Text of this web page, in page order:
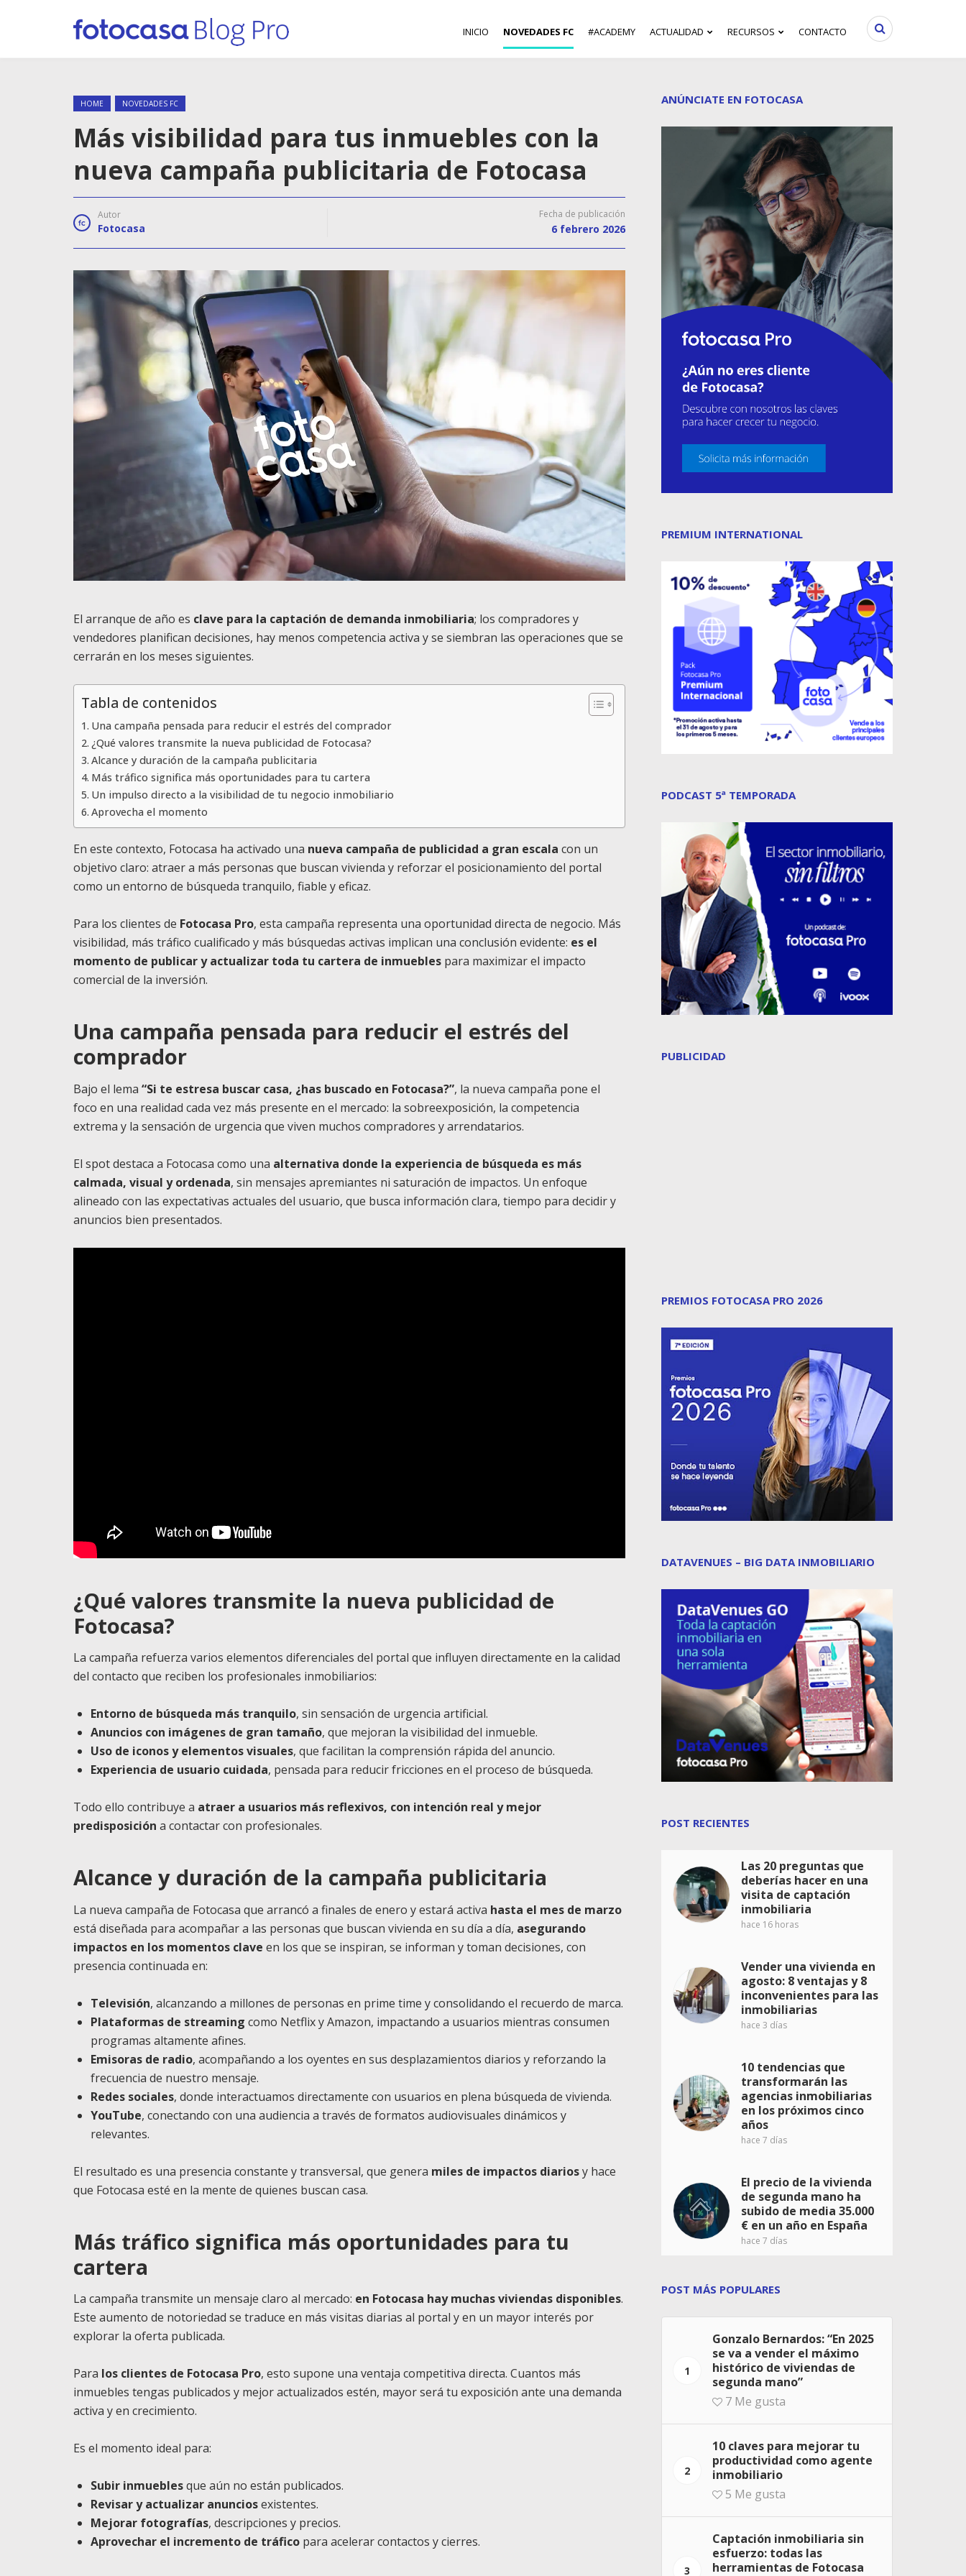
INICIO NOVEDADES FC #ACADEMY ACTUALIDAD RECURSOS CONTACTO
HOME NOVEDADES FC
Más visibilidad para tus inmuebles con la
nueva campaña publicitaria de Fotocasa
Autor
Fotocasa
Fecha de publicación
6 febrero 2026
El arranque de año es clave para la captación de demanda inmobiliaria; los compradores y
vendedores planifican decisiones, hay menos competencia activa y se siembran las operaciones que se
cerrarán en los meses siguientes.
Tabla de contenidos
Una campaña pensada para reducir el estrés del comprador
¿Qué valores transmite la nueva publicidad de Fotocasa?
Alcance y duración de la campaña publicitaria
Más tráfico significa más oportunidades para tu cartera
Un impulso directo a la visibilidad de tu negocio inmobiliario
Aprovecha el momento
En este contexto, Fotocasa ha activado una nueva campaña de publicidad a gran escala con un
objetivo claro: atraer a más personas que buscan vivienda y reforzar el posicionamiento del portal
como un entorno de búsqueda tranquilo, fiable y eficaz.
Para los clientes de Fotocasa Pro, esta campaña representa una oportunidad directa de negocio. Más
visibilidad, más tráfico cualificado y más búsquedas activas implican una conclusión evidente: es el
momento de publicar y actualizar toda tu cartera de inmuebles para maximizar el impacto
comercial de la inversión.
Una campaña pensada para reducir el estrés del
comprador
Bajo el lema “Si te estresa buscar casa, ¿has buscado en Fotocasa?”, la nueva campaña pone el
foco en una realidad cada vez más presente en el mercado: la sobreexposición, la competencia
extrema y la sensación de urgencia que viven muchos compradores y arrendatarios.
El spot destaca a Fotocasa como una alternativa donde la experiencia de búsqueda es más
calmada, visual y ordenada, sin mensajes apremiantes ni saturación de impactos. Un enfoque
alineado con las expectativas actuales del usuario, que busca información clara, tiempo para decidir y
anuncios bien presentados.
¿Qué valores transmite la nueva publicidad de
Fotocasa?
La campaña refuerza varios elementos diferenciales del portal que influyen directamente en la calidad
del contacto que reciben los profesionales inmobiliarios:
Entorno de búsqueda más tranquilo, sin sensación de urgencia artificial.
Anuncios con imágenes de gran tamaño, que mejoran la visibilidad del inmueble.
Uso de iconos y elementos visuales, que facilitan la comprensión rápida del anuncio.
Experiencia de usuario cuidada, pensada para reducir fricciones en el proceso de búsqueda.
Todo ello contribuye a atraer a usuarios más reflexivos, con intención real y mejor
predisposición a contactar con profesionales.
Alcance y duración de la campaña publicitaria
La nueva campaña de Fotocasa que arrancó a finales de enero y estará activa hasta el mes de marzo
está diseñada para acompañar a las personas que buscan vivienda en su día a día, asegurando
impactos en los momentos clave en los que se inspiran, se informan y toman decisiones, con
presencia continuada en:
Televisión, alcanzando a millones de personas en prime time y consolidando el recuerdo de marca.
Plataformas de streaming como Netflix y Amazon, impactando a usuarios mientras consumen
programas altamente afines.
Emisoras de radio, acompañando a los oyentes en sus desplazamientos diarios y reforzando la
frecuencia de nuestro mensaje.
Redes sociales, donde interactuamos directamente con usuarios en plena búsqueda de vivienda.
YouTube, conectando con una audiencia a través de formatos audiovisuales dinámicos y
relevantes.
El resultado es una presencia constante y transversal, que genera miles de impactos diariosy hace
que Fotocasa esté en la mente de quienes buscan casa.
Más tráfico significa más oportunidades para tu
cartera
La campaña transmite un mensaje claro al mercado: en Fotocasa hay muchas viviendas disponibles.
Este aumento de notoriedad se traduce en más visitas diarias al portal y en un mayor interés por
explorar la oferta publicada.
Para los clientes de Fotocasa Pro, esto supone una ventaja competitiva directa. Cuantos más
inmuebles tengas publicados y mejor actualizados estén, mayor será tu exposición ante una demanda
activa y en crecimiento.
Es el momento ideal para:
Subir inmueblesque aún no están publicados.
Revisar y actualizar anunciosexistentes.
Mejorar fotografías, descripciones y precios.
Aprovechar el incremento de tráfico para acelerar contactos y cierres.
ANÚNCIATE EN FOTOCASA
PREMIUM INTERNATIONAL
PODCAST 5ª TEMPORADA
PUBLICIDAD
PREMIOS FOTOCASA PRO 2026
DATAVENUES – BIG DATA INMOBILIARIO
POST RECIENTES
Las 20 preguntas que
deberías hacer en una
visita de captación
inmobiliaria
hace 16 horas
Vender una vivienda en
agosto: 8 ventajas y 8
inconvenientes para las
inmobiliarias
hace 3 días
10 tendencias que
transformarán las
agencias inmobiliarias
en los próximos cinco
años
hace 7 días
El precio de la vivienda
de segunda mano ha
subido de media 35.000
€ en un año en España
hace 7 días
POST MÁS POPULARES
1
Gonzalo Bernardos: “En 2025
se va a vender el máximo
histórico de viviendas de
segunda mano”
7 Me gusta
2
10 claves para mejorar tu
productividad como agente
inmobiliario
5 Me gusta
3
Captación inmobiliaria sin
esfuerzo: todas las
herramientas de Fotocasa